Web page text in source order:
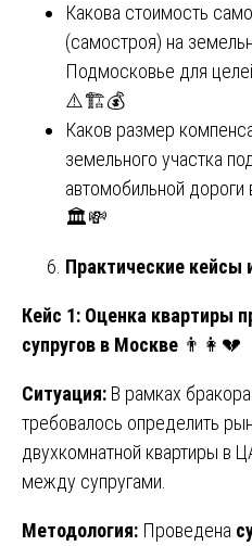
Какова стоимость
(самостроя) на
Подмосковье для
⚠️🏗️💰
Каков размер
земельного участка
автомобильной
🏛️💸
Практические кейсы
Кейс 1: Оценка квартиры
супругов в Москве 👨👩💔
Ситуация: В рамках
требовалось определить
двухкомнатной квартиры в
между супругами.
Методология: Проведена